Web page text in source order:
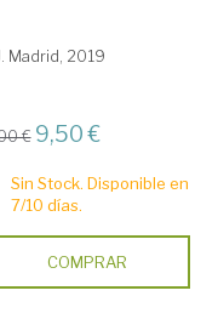
Madrid, 2019
€ 9,50 €
Sin Stock. Disponible en
7/10 días.
COMPRAR